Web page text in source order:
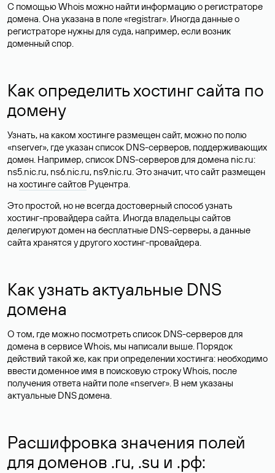
С помощью Whois можно найти информацию о регистраторе
домена. Она указана в поле «registrar». Иногда данные о
регистраторе нужны для суда, например, если возник
доменный спор.
Как определить хостинг сайта по
домену
Узнать, на каком хостинге размещен сайт, можно по полю
«nserver», где указан список DNS-серверов, поддерживающих
домен. Например, список DNS-серверов для домена nic.ru:
ns5.nic.ru, ns6.nic.ru, ns9.nic.ru. Это значит, что сайт размещен
на хостинге сайтов Руцентра.
Это простой, но не всегда достоверный способ узнать
хостинг-провайдера сайта. Иногда владельцы сайтов
делегируют домен на бесплатные DNS-серверы, а данные
сайта хранятся у другого хостинг-провайдера.
Как узнать актуальные DNS
домена
О том, где можно посмотреть список DNS-серверов для
домена в сервисе Whois, мы написали выше. Порядок
действий такой же, как при определении хостинга: необходимо
ввести доменное имя в поисковую строку Whois, после
получения ответа найти поле «nserver». В нем указаны
актуальные DNS домена.
Расшифровка значения полей
для доменов .ru, .su и .рф: